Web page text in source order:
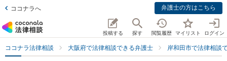
ココナラへ 弁護士の方はこちら
投稿する 探す 閲覧履歴 マイリスト ログイン
ココナラ法律相談 大阪府で法律相談できる弁護士 岸和田市で法律相談